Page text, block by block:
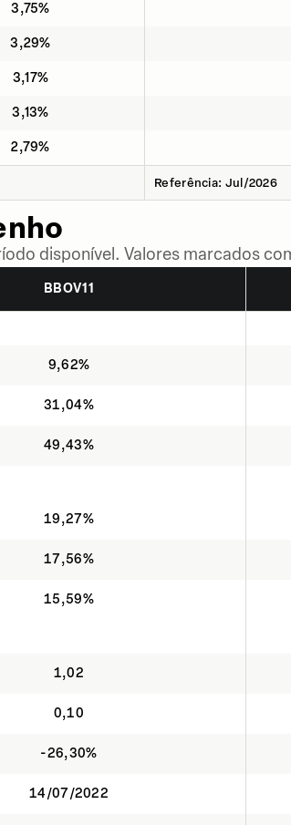
3,75%
3,29%
3,17%
3,13%
2,79%
Referência: Jul/2026
disponível. Valores marcados
BBOV11
9,62%
31,04%
49,43%
19,27%
17,56%
15,59%
1,02
0,10
-26,30%
14/07/2022